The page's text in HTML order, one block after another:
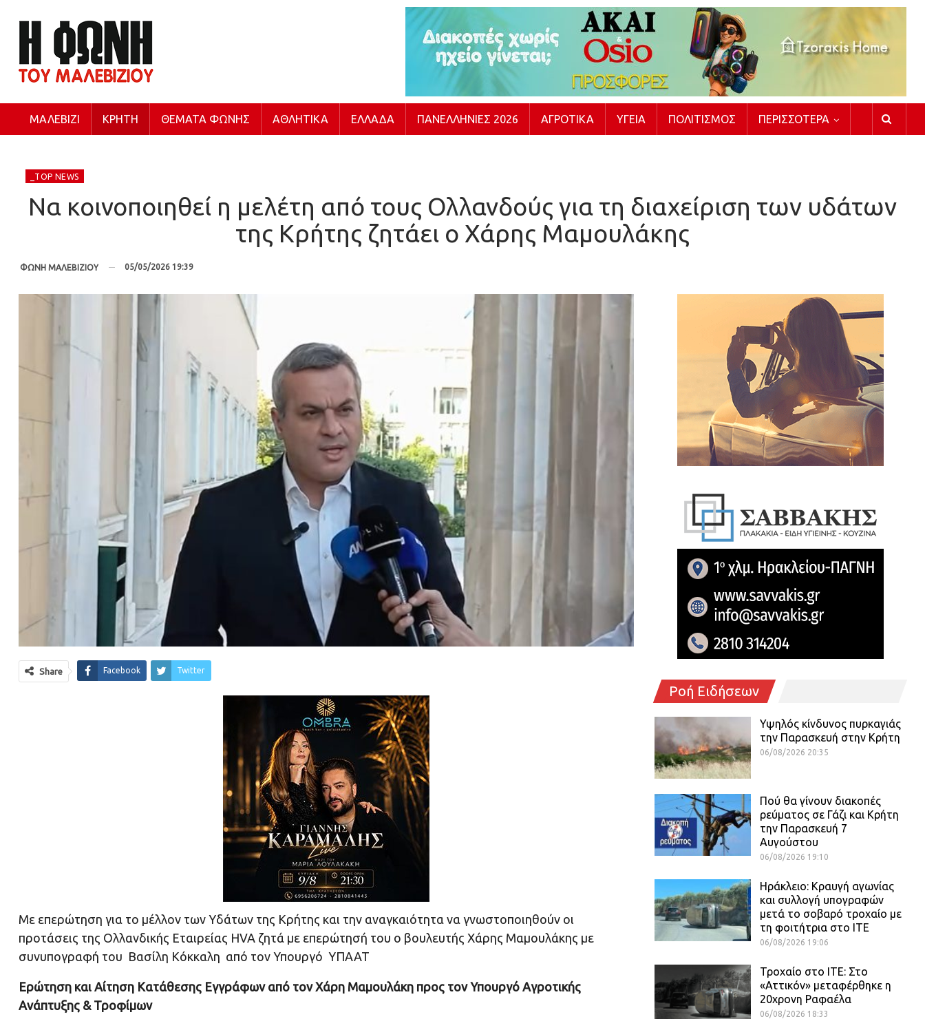
ΜΑΛΕΒΊΖΙ ΚΡΉΤΗ ΘΈΜΑΤΑ ΦΩΝΉΣ ΑΘΛΗΤΙΚΆ ΕΛΛΆΔΑ ΠΑΝΕΛΛΉΝΙΕΣ 2026 ΑΓΡΟΤΙΚΆ ΥΓΕΊΑ ΠΟΛΙΤΙΣΜΌΣ ΠΕΡΙΣΣΌΤΕΡΑ
_TOP NEWS
Να κοινοποιηθεί η μελέτη από τους Ολλανδούς για τη διαχείριση των υδάτων
της Κρήτης ζητάει ο Χάρης Μαμουλάκης
ΦΩΝΗ ΜΑΛΕΒΙΖΙΟΥ 05/05/2026 19:39
Share Facebook Twitter
Με επερώτηση για το μέλλον των Υδάτων της Κρήτης και την αναγκαιότητα να γνωστοποιηθούν οι
προτάσεις της Ολλανδικής Εταιρείας HVA ζητά με επερώτησή του ο βουλευτής Χάρης Μαμουλάκης με
συνυπογραφή του Βασίλη Κόκκαλη από τον Υπουργό ΥΠΑΑΤ
Ερώτηση και Αίτηση Κατάθεσης Εγγράφων από τον Χάρη Μαμουλάκη προς τον Υπουργό Αγροτικής
Ανάπτυξης & Τροφίμων
Ροή Ειδήσεων
Υψηλός κίνδυνος πυρκαγιάς
την Παρασκευή στην Κρήτη
06/08/2026 20:35
Πού θα γίνουν διακοπές
ρεύματος σε Γάζι και Κρήτη
την Παρασκευή 7
Αυγούστου
06/08/2026 19:10
Ηράκλειο: Κραυγή αγωνίας
και συλλογή υπογραφών
μετά το σοβαρό τροχαίο με
τη φοιτήτρια στο ΙΤΕ
06/08/2026 19:06
Τροχαίο στο ΙΤΕ: Στο
«Αττικόν» μεταφέρθηκε η
20χρονη Ραφαέλα
06/08/2026 18:33